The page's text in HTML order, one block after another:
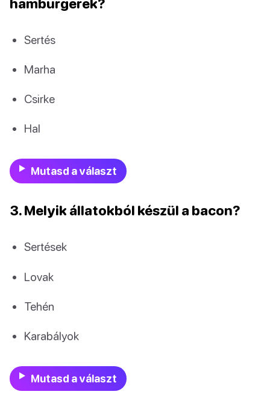
Sertés
Marha
Csirke
Hal
Mutasd a választ
3. Melyik állatokból készül a bacon?
Sertések
Lovak
Tehén
Karabályok
Mutasd a választ